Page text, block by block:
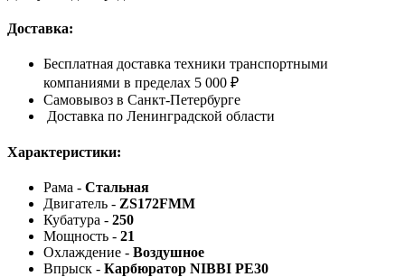
Доставка:
Бесплатная доставка техники транспортными
компаниями в пределах 5 000 ₽
Самовывоз в Санкт-Петербурге
Доставка по Ленинградской области
Характеристики:
Рама - Стальная
Двигатель - ZS172FMM
Кубатура - 250
Мощность - 21
Охлаждение - Воздушное
Впрыск - Карбюратор NIBBI PE30